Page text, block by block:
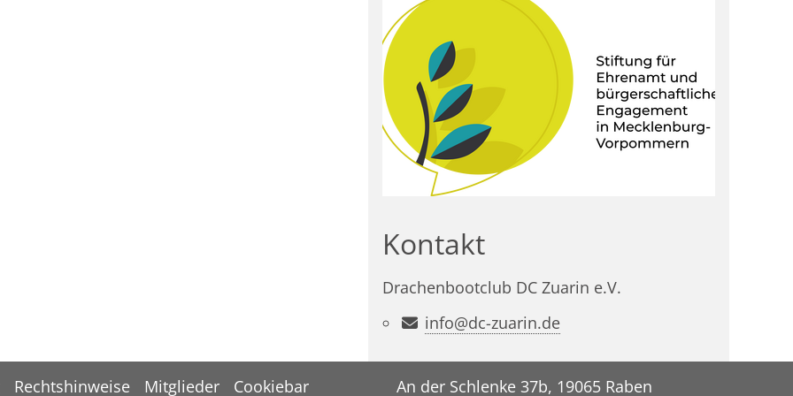
Kontakt
Drachenbootclub DC Zuarin e.V.
info@dc-zuarin.de
Rechtshinweise Mitglieder Cookiebar An der Schlenke 37b, 19065 Raben